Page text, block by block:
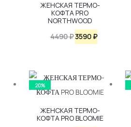
ЖЕНСКАЯ ТЕРМО-
КОФТА PRO
NORTHWOOD
4490₽Первоначальная
4490 ₽.
3590 ₽Текущая
20%
ЖЕНСКАЯ ТЕРМО-
КОФТА PRO BLOOMIE